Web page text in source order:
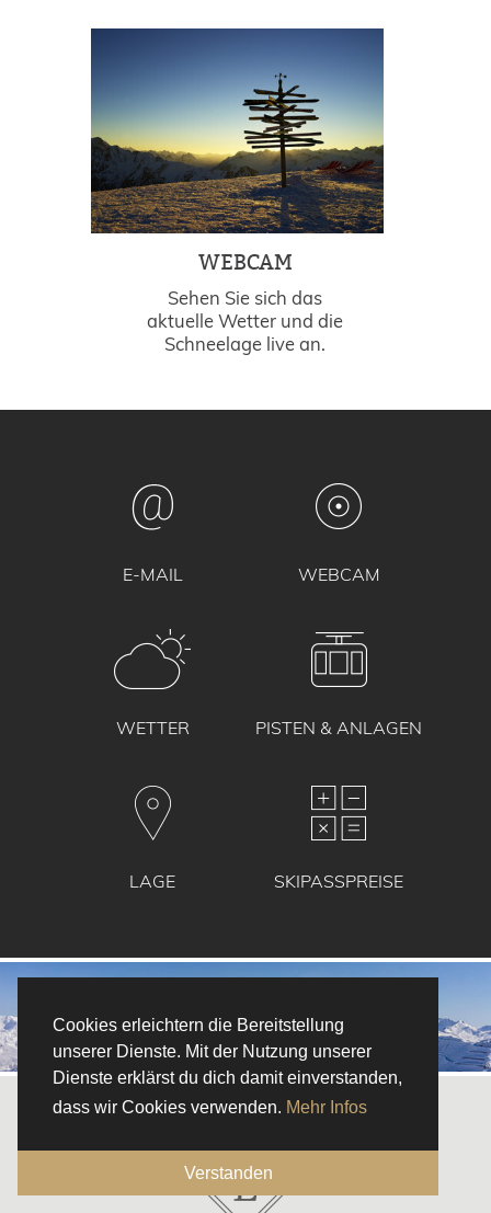
Cookies erleichtern die Bereitstellung
unserer Dienste. Mit der Nutzung unserer
Dienste erklärst du dich damit einverstanden,
dass wir Cookies verwenden. Mehr Infos
Verstanden
WEBCAM
Sehen Sie sich das
aktuelle Wetter und die
Schneelage live an.
E-MAIL WEBCAM
WETTER PISTEN & ANLAGEN
LAGE SKIPASSPREISE